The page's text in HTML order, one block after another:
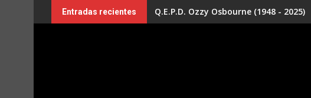
al
Entradas recientes Q.E.P.D. Ozzy Osbourne (1948 - 2025)